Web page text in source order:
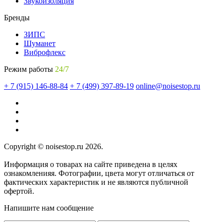
Бренды
ЗИПС
Шуманет
Виброфлекс
Режим работы 24/7
+ 7 (915) 146-88-84 + 7 (499) 397-89-19 online@noisestop.ru
Copyright © noisestop.ru 2026.
Информация о товарах на сайте приведена в целях
ознакомленияя. Фотографии, цвета могут отличаться от
фактических характеристик и не являются публичной
офертой.
Напишите нам сообщение